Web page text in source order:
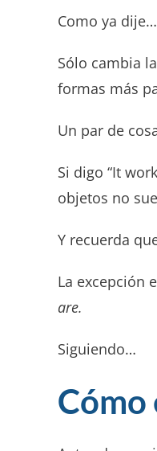
Como ya dije…
Sólo cambia
formas más
Un par de
Si digo “It
objetos no
Y recuerda
La excepción
are.
Siguiendo…
Cómo